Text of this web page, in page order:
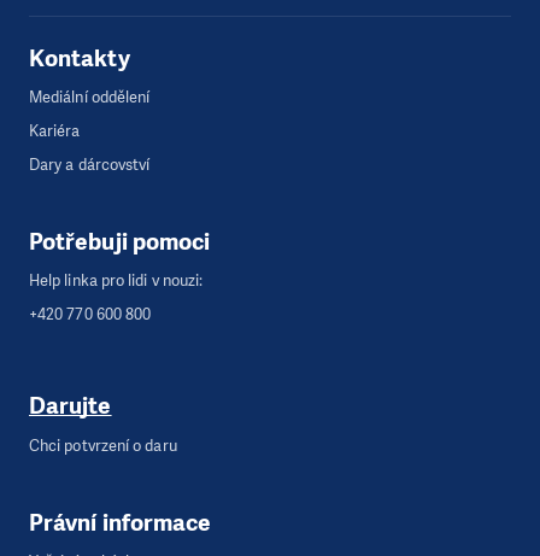
Kontakty
Mediální oddělení
Kariéra
Dary a dárcovství
Potřebuji pomoci
Help linka pro lidi v nouzi:
+420 770 600 800
Darujte
Chci potvrzení o daru
Právní informace